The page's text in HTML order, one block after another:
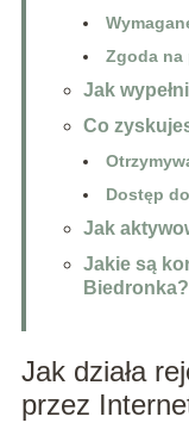
Zgoda na
Jak
Co
Dostęp
Jak
Jakie są
Biedronka?
Jak działa
przez